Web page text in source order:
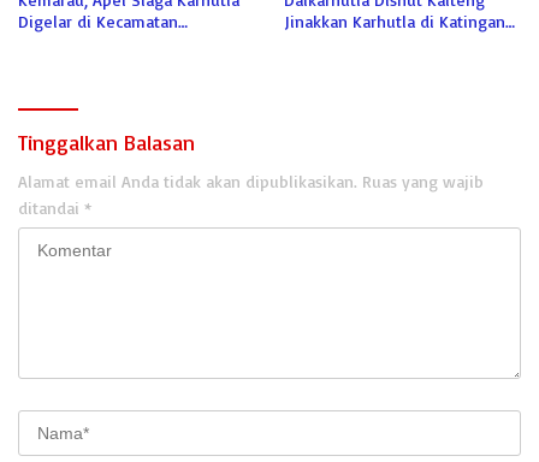
Digelar di Kecamatan
Jinakkan Karhutla di Katingan
Tinggalkan Balasan
Alamat email Anda tidak akan dipublikasikan. Ruas yang wajib
ditandai *